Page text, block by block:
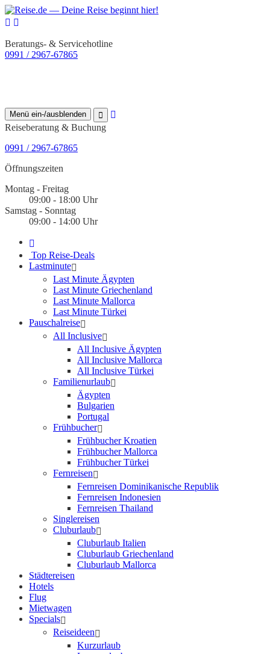
Beratungs- & Servicehotline
0991 / 2967-67865
Menü ein-/ausblenden
Reiseberatung & Buchung
0991 / 2967-67865
Öffnungszeiten
Montag - Freitag
09:00 - 18:00 Uhr
Samstag - Sonntag
09:00 - 14:00 Uhr
Top Reise-Deals
Lastminute
Last Minute Ägypten
Last Minute Griechenland
Last Minute Mallorca
Last Minute Türkei
Pauschalreise
All Inclusive
All Inclusive Ägypten
All Inclusive Mallorca
All Inclusive Türkei
Familienurlaub
Ägypten
Bulgarien
Portugal
Frühbucher
Frühbucher Kroatien
Frühbucher Mallorca
Frühbucher Türkei
Fernreisen
Fernreisen Dominikanische Republik
Fernreisen Indonesien
Fernreisen Thailand
Singlereisen
Cluburlaub
Cluburlaub Italien
Cluburlaub Griechenland
Cluburlaub Mallorca
Städtereisen
Hotels
Flug
Mietwagen
Specials
Reiseideen
Kurzurlaub